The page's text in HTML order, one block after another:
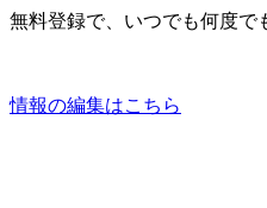
無料登録で、いつでも何度で
情報の編集はこちら